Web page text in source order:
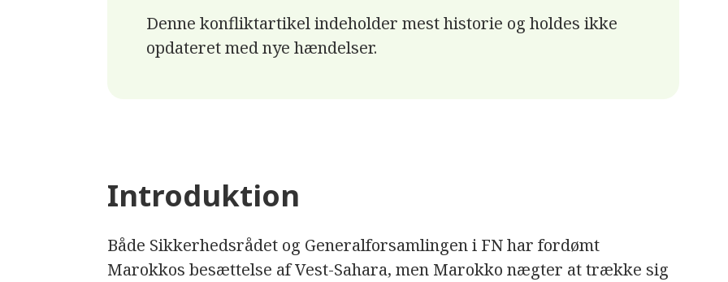
Denne konfliktartikel indeholder mest historie og holdes ikke
opdateret med nye hændelser.
Introduktion
Både Sikkerhedsrådet og Generalforsamlingen i FN har fordømt
Marokkos besættelse af Vest-Sahara, men Marokko nægter at trække sig